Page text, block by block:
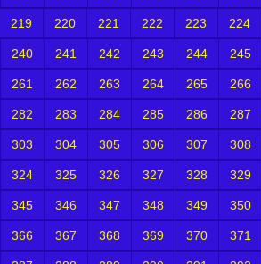
219 220 221 222 223 224
240 241 242 243 244 245
261 262 263 264 265 266
282 283 284 285 286 287
303 304 305 306 307 308
324 325 326 327 328 329
345 346 347 348 349 350
366 367 368 369 370 371